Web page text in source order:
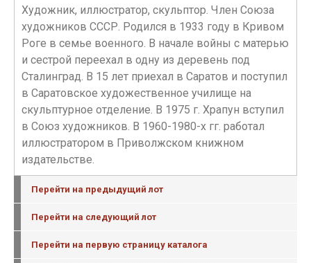
Художник, иллюстратор, скульптор. Член Союза
художников СССР. Родился в 1933 году в Кривом
Роге в семье военного. В начале войны с матерью
и сестрой переехал в одну из деревень под
Сталинград. В 15 лет приехал в Саратов и поступил
в Саратовское художественное училище на
скульптурное отделение. В 1975 г. Храпун вступил
в Союз художников. В 1960-1980-х гг. работал
иллюстратором в Приволжском книжном
издательстве.
Перейти на предыдущий лот
Перейти на следующий лот
Перейти на первую страницу каталога